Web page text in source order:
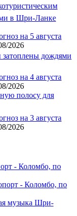
в Шри-Ланке
на 5 августа
2026
дождями
на 4 августа
2026
полосу для
на 3 августа
2026
- Коломбо, по
- Коломбо, по
музыка Шри-